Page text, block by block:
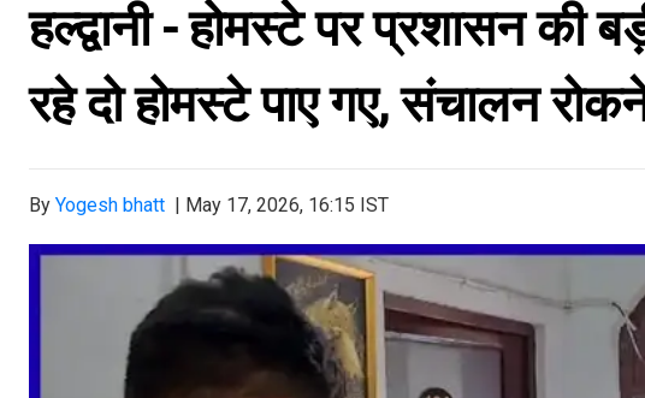
हल्द्वानी - होमस्टे पर प्रशासन की
रहे दो होमस्टे पाए गए, संचालन
By Yogesh bhatt | May 17, 2026, 16:15 IST